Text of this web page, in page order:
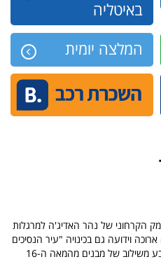
באיטליה
המלצה יומית
הקרחוני של נהר האדיג'ה למרגלות
וידועה גם בכינויה "עיר הנסיכים
הבישופים". לעיר יש קסם רומנטי הנובע משילוב של מבנים מהמאה ה-16